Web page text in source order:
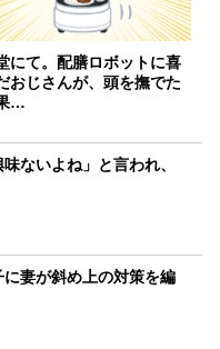
にて。配膳ロボットに喜
おじさんが、頭を撫でた
…
ないよね」と言われ、
に妻が斜め上の対策を編